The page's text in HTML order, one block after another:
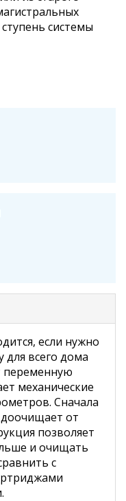
системы
если нужно
для всего дома
переменную
механические
Сначала
от
позволяет
и очищать
с